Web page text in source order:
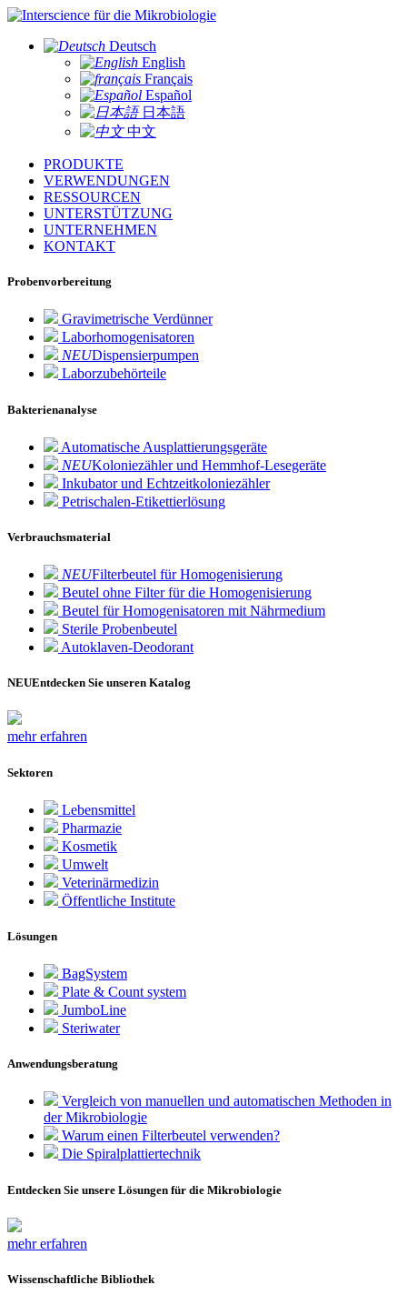
für die Mikrobiologie
Deutsch
English
Français
Español
日本語
中文
PRODUKTE
VERWENDUNGEN
RESSOURCEN
UNTERSTÜTZUNG
UNTERNEHMEN
KONTAKT
Probenvorbereitung
Gravimetrische Verdünner
Laborhomogenisatoren
NEUDispensierpumpen
Laborzubehörteile
Bakterienanalyse
Automatische Ausplattierungsgeräte
NEUKoloniezähler und Hemmhof-Lesegeräte
Inkubator und Echtzeitkoloniezähler
Petrischalen-Etikettierlösung
Verbrauchsmaterial
NEUFilterbeutel für Homogenisierung
Beutel ohne Filter für die Homogenisierung
Beutel für Homogenisatoren mit Nährmedium
Sterile Probenbeutel
Autoklaven-Deodorant
NEUEntdecken Sie unseren Katalog
mehr erfahren
Sektoren
Lebensmittel
Pharmazie
Kosmetik
Umwelt
Veterinärmedizin
Öffentliche Institute
Lösungen
BagSystem
Plate & Count system
JumboLine
Steriwater
Anwendungsberatung
Vergleich von manuellen und automatischen Methoden in
der Mikrobiologie
Warum einen Filterbeutel verwenden?
Die Spiralplattier­technik
Entdecken Sie unsere Lösungen für die Mikrobiologie
mehr erfahren
Wissenschaftliche Bibliothek